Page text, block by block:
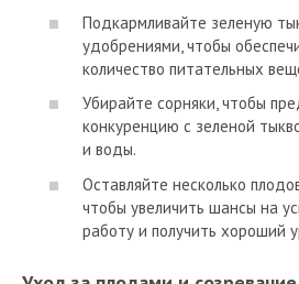
Подкармливайте зеленую
удобрениями, чтобы
количество питательных
Убирайте сорняки, чтобы
конкуренцию с зеленой
и воды.
Оставляйте несколько
чтобы увеличить шансы на
работу и получить хороший